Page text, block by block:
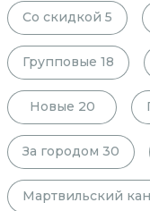
Со скидкой 5
Групповые 18
Новые 20
За городом 30
Мартвильский